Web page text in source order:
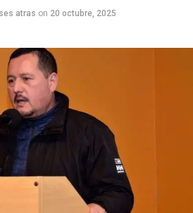
atras on 20 octubre, 2025